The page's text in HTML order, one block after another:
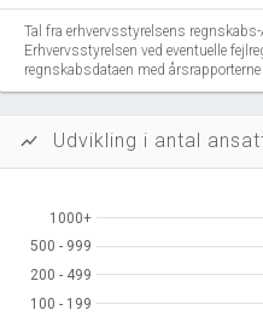
Tal fra erhvervsstyrelsens
Erhvervsstyrelsen ved eventuelle
regnskabsdataen med årsrapporterne
show_chart Udvikling i antal
100 - 199
100 - 199
200 - 499
200 - 499
500 - 999
500 - 999
1000+
1000+